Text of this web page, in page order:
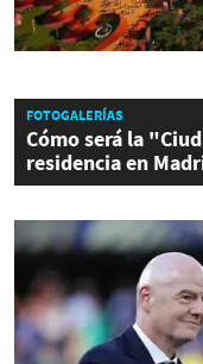
FOTOGALERÍAS
Cómo será la
residencia en